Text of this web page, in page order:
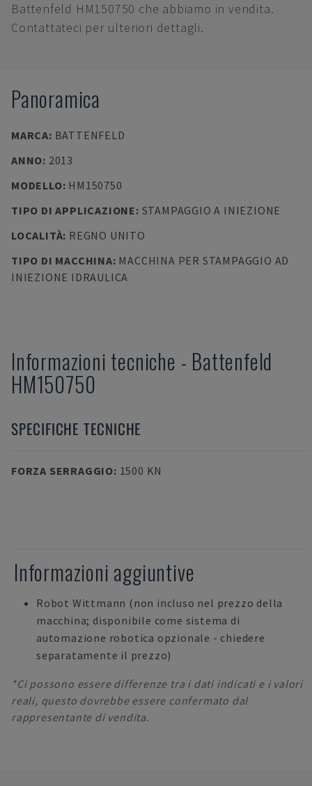
Battenfeld HM150750 che abbiamo in vendita.
Contattateci per ulteriori dettagli.
Panoramica
MARCA: BATTENFELD
ANNO: 2013
MODELLO: HM150750
TIPO DI APPLICAZIONE: STAMPAGGIO A INIEZIONE
LOCALITÀ: REGNO UNITO
TIPO DI MACCHINA: MACCHINA PER STAMPAGGIO AD
INIEZIONE IDRAULICA
Informazioni tecniche - Battenfeld
HM150750
SPECIFICHE TECNICHE
FORZA SERRAGGIO: 1500 KN
Informazioni aggiuntive
Robot Wittmann (non incluso nel prezzo della
macchina; disponibile come sistema di
automazione robotica opzionale - chiedere
separatamente il prezzo)
*Ci possono essere differenze tra i dati indicati e i valori
reali, questo dovrebbe essere confermato dal
rappresentante di vendita.